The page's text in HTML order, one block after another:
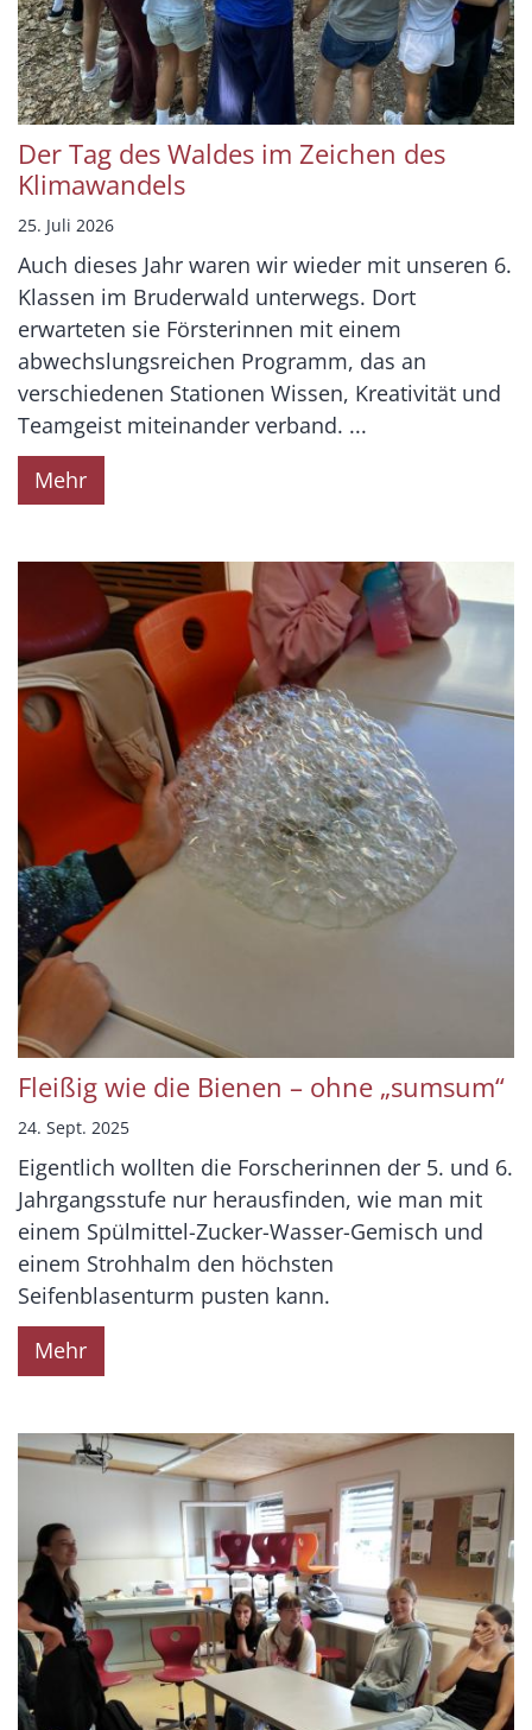
Der Tag des Waldes im Zeichen des
Klimawandels
25. Juli 2026
Auch dieses Jahr waren wir wieder mit unseren 6.
Klassen im Bruderwald unterwegs. Dort
erwarteten sie Försterinnen mit einem
abwechslungsreichen Programm, das an
verschiedenen Stationen Wissen, Kreativität und
Teamgeist miteinander verband. ...
Mehr
Fleißig wie die Bienen – ohne „sumsum“
24. Sept. 2025
Eigentlich wollten die Forscherinnen der 5. und 6.
Jahrgangsstufe nur herausfinden, wie man mit
einem Spülmittel-Zucker-Wasser-Gemisch und
einem Strohhalm den höchsten
Seifenblasenturm pusten kann.
Mehr